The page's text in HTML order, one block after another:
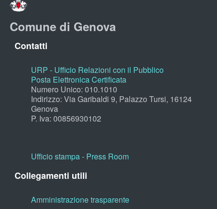
Comune di Genova
Contatti
URP - Ufficio Relazioni con il Pubblico
Posta Elettronica Certificata
Numero Unico: 010.1010
Indirizzo: Via Garibaldi 9, Palazzo Tursi, 16124
Genova
P. Iva: 00856930102
Ufficio stampa - Press Room
Collegamenti utili
Amministrazione trasparente